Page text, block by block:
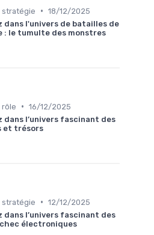
stratégie • 18/12/2025
dans l'univers de batailles de
: le tumulte des monstres
rôle • 16/12/2025
dans l’univers fascinant des
et trésors
stratégie • 12/12/2025
dans l’univers fascinant des
électroniques